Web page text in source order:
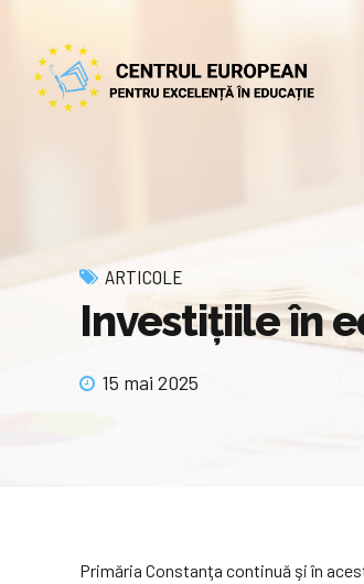
ARTICOLE
Investiţiile în
15 mai 2025
Primăria Constanţa continuă şi în